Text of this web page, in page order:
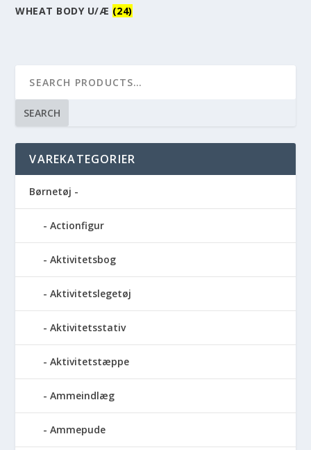
WHEAT BODY U/Æ (24)
SEARCH
VAREKATEGORIER
Børnetøj -
Actionfigur
Aktivitetsbog
Aktivitetslegetøj
Aktivitetsstativ
Aktivitetstæppe
Ammeindlæg
Ammepude